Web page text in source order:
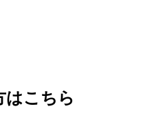
はこちら